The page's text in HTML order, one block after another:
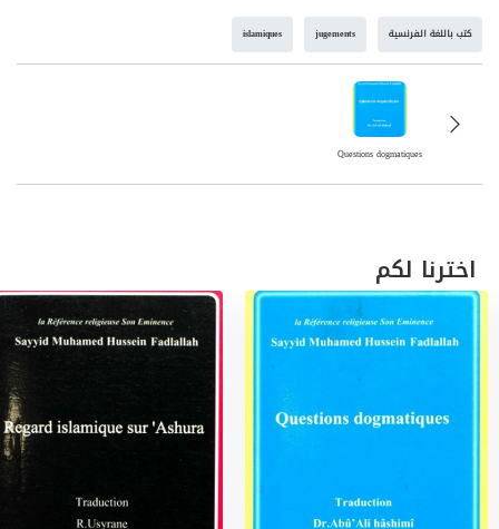
كتب باللغة الفرنسية jugements
islamiques
Questions dogmatiques
اخترنا لكم